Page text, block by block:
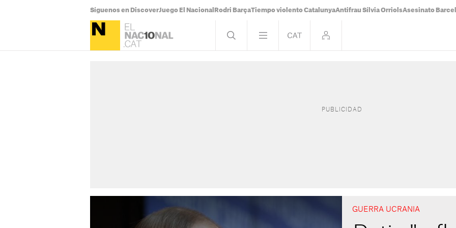
Síguenos en DiscoverJuego El Nacional Rodri BarçaTiempo violento CatalunyaAntifrau Sílvia OrriolsAsesinato
GUERRA UCRANIA